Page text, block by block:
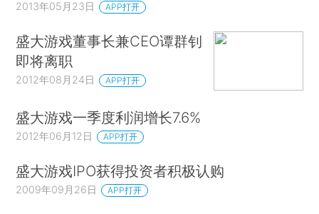
2013年05月23日 APP打开
盛大游戏董事长兼CEO谭群钊
即将离职
2012年08月24日 APP打开
盛大游戏一季度利润增长7.6%
2012年06月12日 APP打开
盛大游戏IPO获得投资者积极认购
2009年09月26日 APP打开